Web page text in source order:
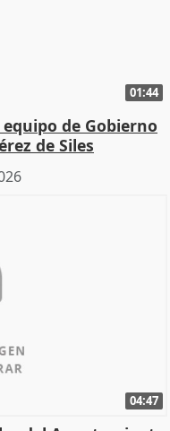
01:44
de Gobierno
de Siles
04:47